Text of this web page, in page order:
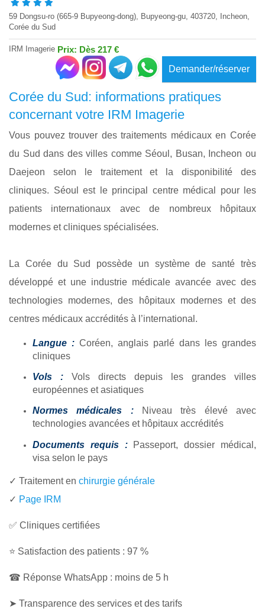
59 Dongsu-ro (665-9 Bupyeong-dong), Bupyeong-gu, 403720, Incheon,
Corée du Sud
IRM Imagerie Prix: Dès 217 €
Demander/réserver
Corée du Sud: informations pratiques
concernant votre IRM Imagerie
Vous pouvez trouver des traitements médicaux en Corée
du Sud dans des villes comme Séoul, Busan, Incheon ou
Daejeon selon le traitement et la disponibilité des
cliniques. Séoul est le principal centre médical pour les
patients internationaux avec de nombreux hôpitaux
modernes et cliniques spécialisées.
La Corée du Sud possède un système de santé très
développé et une industrie médicale avancée avec des
technologies modernes, des hôpitaux modernes et des
centres médicaux accrédités à l’international.
Langue : Coréen, anglais parlé dans les grandes
cliniques
Vols : Vols directs depuis les grandes villes
européennes et asiatiques
Normes médicales :
Niveau très élevé avec
technologies avancées et hôpitaux accrédités
Documents requis : Passeport, dossier médical,
visa selon le pays
✓ Traitement en chirurgie générale
✓ Page IRM
✅ Cliniques certifiées
⭐ Satisfaction des patients : 97 %
☎ Réponse WhatsApp : moins de 5 h
➤ Transparence des services et des tarifs